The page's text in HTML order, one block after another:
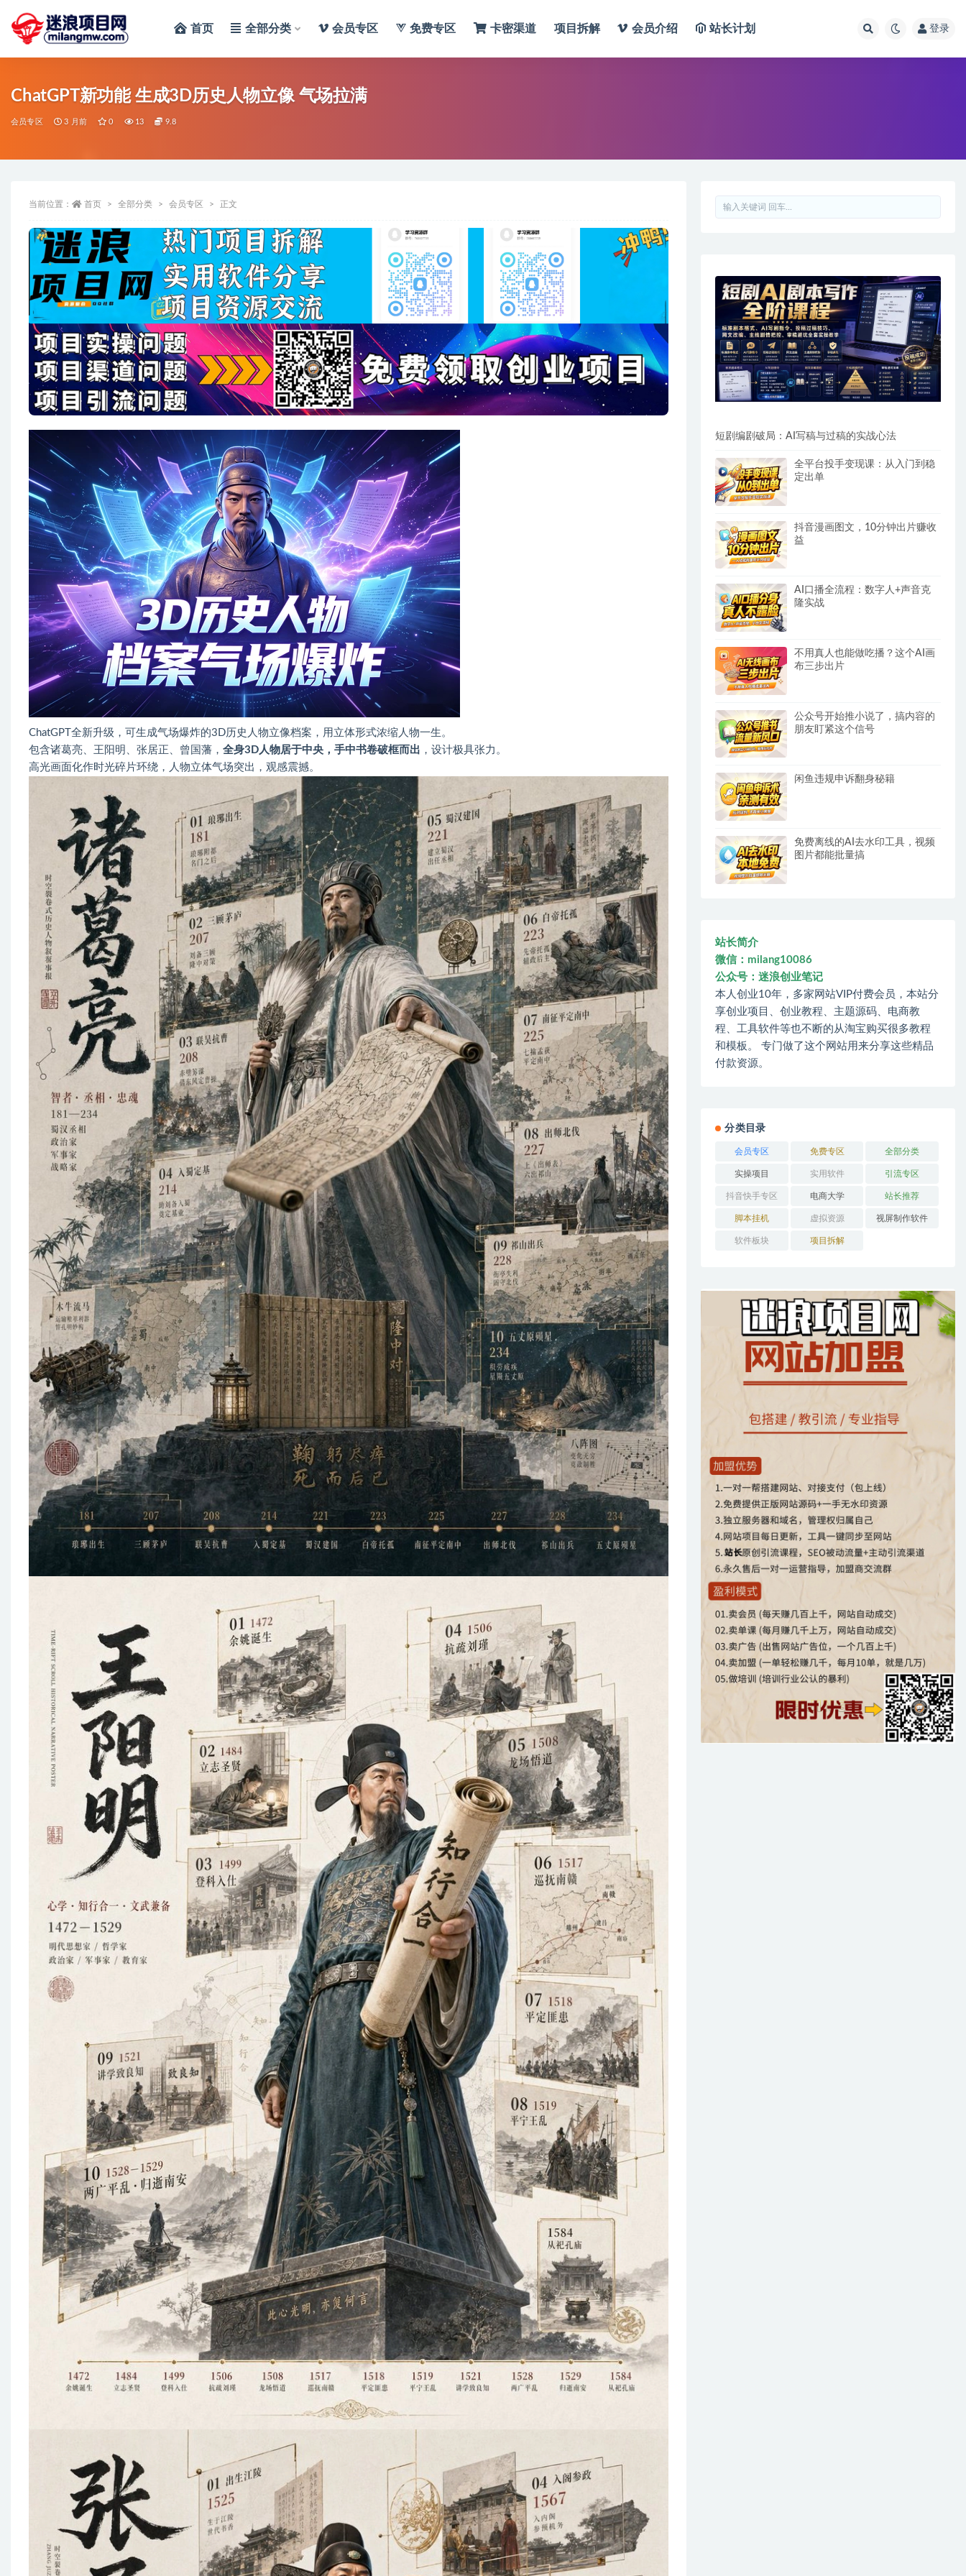
首页 全部分类 会员专区 免费专区 卡密渠道 项目拆解 会员介绍 站长计划 登录
ChatGPT新功能 生成3D历史人物立像 气场拉满
会员专区 3 月前 0 13 9.8
当前位置： 首页 全部分类 会员专区 正文
ChatGPT全新升级，可生成气场爆炸的3D历史人物立像档案，用立体形式浓缩人物一生。
包含诸葛亮、王阳明、张居正、曾国藩， 全身3D人物居于中央，手中书卷破框而出 ，设计极具张力。
高光画面化作时光碎片环绕，人物立体气场突出，观感震撼。
短剧编剧破局：AI写稿与过稿的实战心法
全平台投手变现课：从入门到稳
定出单
抖音漫画图文，10分钟出片赚收
益
AI口播全流程：数字人+声音克
隆实战
不用真人也能做吃播？这个AI画
布三步出片
公众号开始推小说了，搞内容的
朋友盯紧这个信号
闲鱼违规申诉翻身秘籍
免费离线的AI去水印工具，视频
图片都能批量搞
站长简介
微信：milang10086
公众号：迷浪创业笔记
本人创业10年，多家网站VIP付费会员，本站分
享创业项目、创业教程、主题源码、电商教
程、工具软件等也不断的从淘宝购买很多教程
和模板。 专门做了这个网站用来分享这些精品
付款资源。
分类目录
会员专区 免费专区 全部分类
实操项目 实用软件 引流专区
抖音快手专区 电商大学 站长推荐
脚本挂机 虚拟资源 视屏制作软件
软件板块 项目拆解